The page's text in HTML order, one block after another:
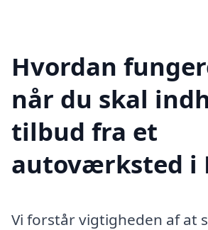
Hvordan
når du skal
tilbud fra et
autoværksted i
Vi forstår vigtigheden af at